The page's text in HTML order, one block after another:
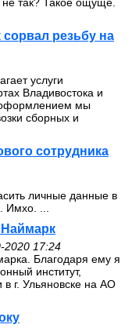
резьбу на
услуги
Владивостока и
мы
сборных и
сотрудника
личные данные в
Имхо. ...
2020 17:24
Благодаря ему я
институт,
г. Ульяновске на АО